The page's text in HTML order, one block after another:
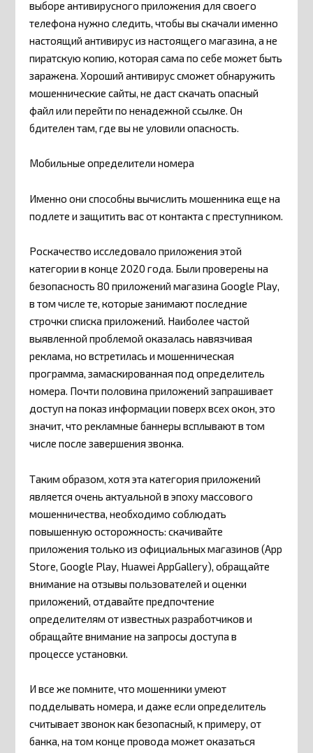
выборе антивирусного приложения для своего
телефона нужно следить, чтобы вы скачали именно
настоящий антивирус из настоящего магазина, а не
пиратскую копию, которая сама по себе может быть
заражена. Хороший антивирус сможет обнаружить
мошеннические сайты, не даст скачать опасный
файл или перейти по ненадежной ссылке. Он
бдителен там, где вы не уловили опасность.
Мобильные определители номера
Именно они способны вычислить мошенника еще на
подлете и защитить вас от контакта с преступником.
Роскачество исследовало приложения этой
категории в конце 2020 года. Были проверены на
безопасность 80 приложений магазина Google Play,
в том числе те, которые занимают последние
строчки списка приложений. Наиболее частой
выявленной проблемой оказалась навязчивая
реклама, но встретилась и мошенническая
программа, замаскированная под определитель
номера. Почти половина приложений запрашивает
доступ на показ информации поверх всех окон, это
значит, что рекламные баннеры всплывают в том
числе после завершения звонка.
Таким образом, хотя эта категория приложений
является очень актуальной в эпоху массового
мошенничества, необходимо соблюдать
повышенную осторожность: скачивайте
приложения только из официальных магазинов (App
Store, Google Play, Huawei AppGallery), обращайте
внимание на отзывы пользователей и оценки
приложений, отдавайте предпочтение
определителям от известных разработчиков и
обращайте внимание на запросы доступа в
процессе установки.
И все же помните, что мошенники умеют
подделывать номера, и даже если определитель
считывает звонок как безопасный, к примеру, от
банка, на том конце провода может оказаться